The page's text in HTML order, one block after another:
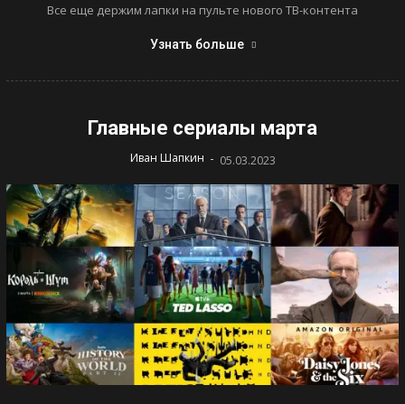
Все еще держим лапки на пульте нового ТВ-контента
Узнать больше
Главные сериалы марта
Иван Шапкин - 05.03.2023